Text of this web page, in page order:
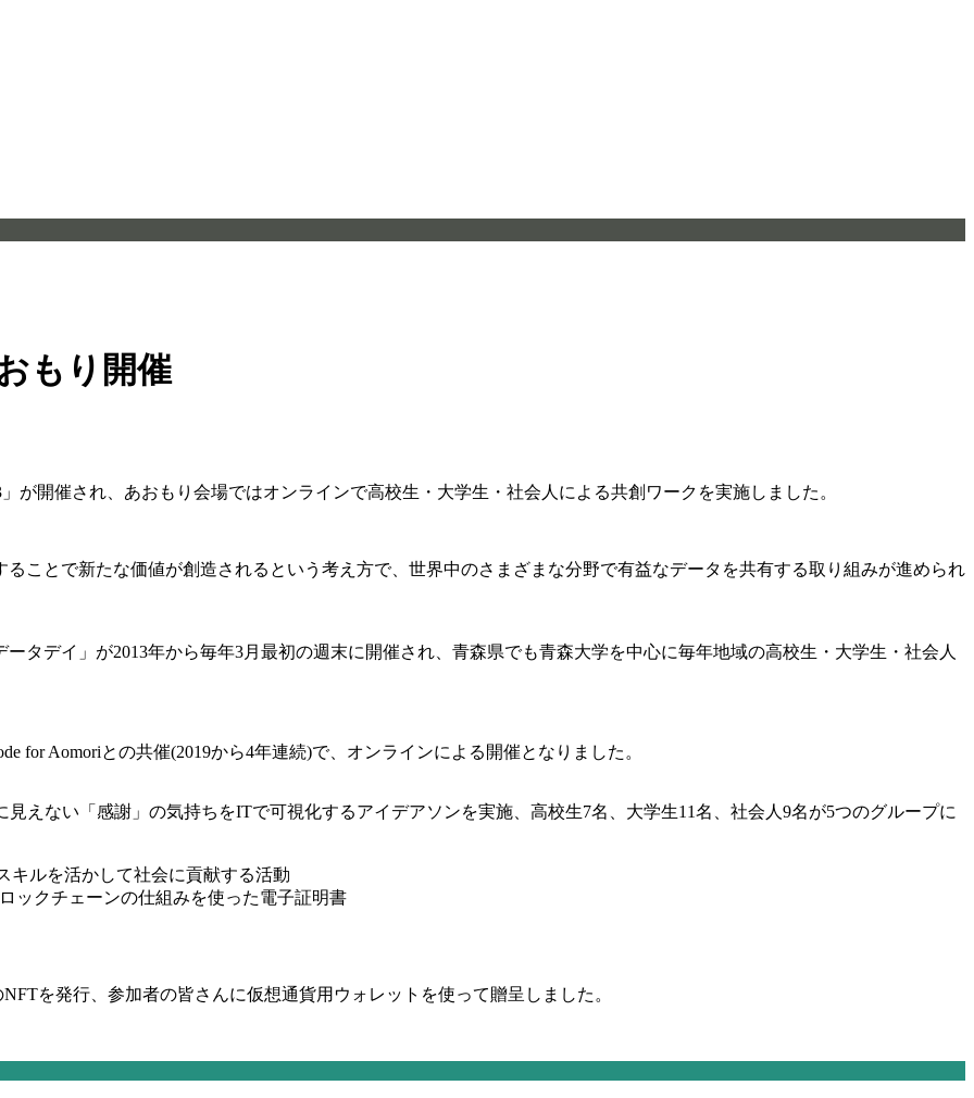
もり開催
が開催され、あおもり会場ではオンラインで高校生・大学生・社会人による共創ワークを実施しました。
ことで新たな価値が創造されるという考え方で、世界中のさまざまな分野で有益なデータを共有する取り組みが進められ
タデイ」が2013年から毎年3月最初の週末に開催され、青森県でも青森大学を中心に毎年地域の高校生・大学生・社会人
for Aomoriとの共催(2019から4年連続)で、オンラインによる開催となりました。
えない「感謝」の気持ちをITで可視化するアイデアソンを実施、高校生7名、大学生11名、社会人9名が5つのグループに
キルを活かして社会に貢献する活動
クチェーンの仕組みを使った電子証明書
を発行、参加者の皆さんに仮想通貨用ウォレットを使って贈呈しました。